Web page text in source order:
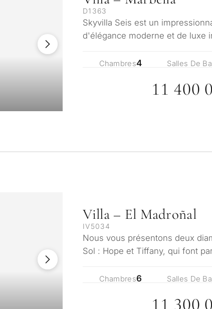
D1363
Skyvilla Seis est un
d'élégance moderne et de luxe
Chambres4 Salles De
11 400 0
Villa – El Madroñal
IV5034
Nous vous présentons deux
Sol : Hope et Tiffany, qui font
Chambres6 Salles De
11 300 0